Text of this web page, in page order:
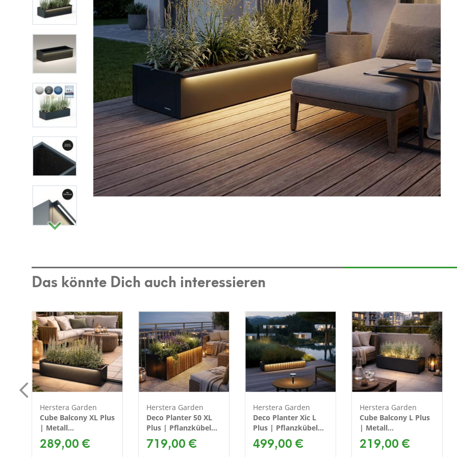
Das könnte Dich auch interessieren
Herstera Garden
Cube Balcony XL Plus
| Metall
Blumenkasten mit
LED | 100x25x25 cm
289,00 €
Herstera Garden
Deco Planter 50 XL
Plus | Pflanzkübel
rechteckig mit LED |
150x50x50 cm
719,00 €
Herstera Garden
Deco Planter Xic L
Plus | Pflanzkübel
rechteckig mit LED |
150x40x25 cm
499,00 €
Herstera Garden
Cube Balcony L Plus
| Metall
Blumenkasten mit
LED | 80x25x25 cm
219,00 €